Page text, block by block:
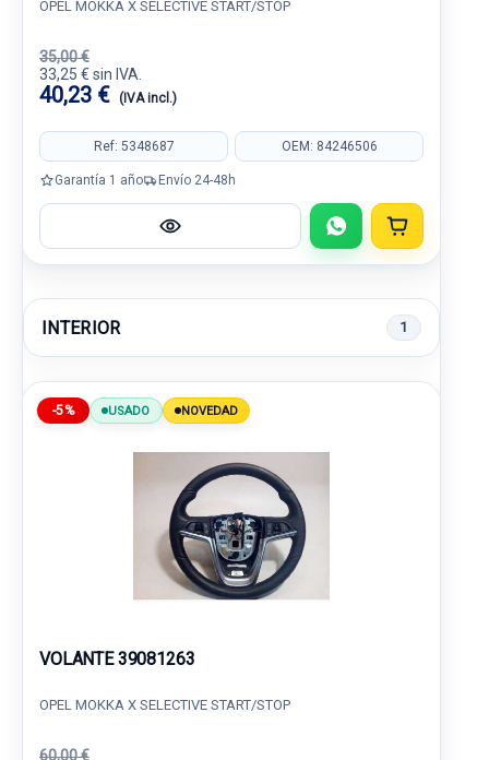
OPEL MOKKA X SELECTIVE START/STOP
35,00 €
33,25 € sin IVA.
40,23 € (IVA incl.)
Ref: 5348687 OEM: 84246506
Garantía 1 año Envío 24-48h
INTERIOR 1
-5% USADO NOVEDAD
VOLANTE 39081263
OPEL MOKKA X SELECTIVE START/STOP
60,00 €